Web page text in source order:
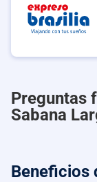
Preguntas
Sabana
Beneficios